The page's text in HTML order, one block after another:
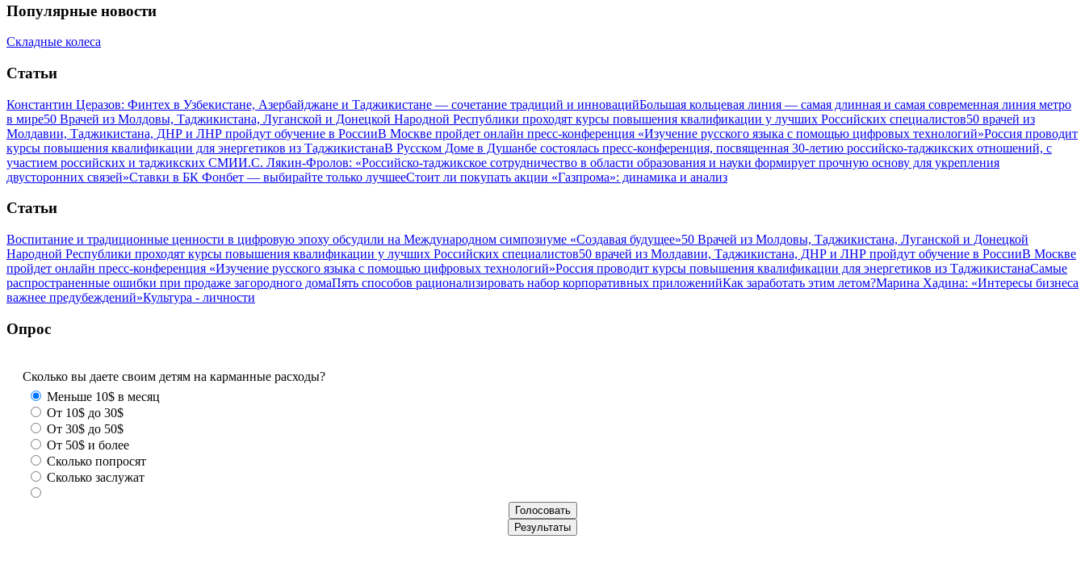
Популярные новости
Складные колеса
Статьи
Константин Церазов: Финтех в Узбекистане, Азербайджане и Таджикистане — сочетание традиций и инновацийБольшая кольцевая линия — самая длинная и самая современная линия метро
в мире50 Врачей из Молдовы, Таджикистана, Луганской и Донецкой Народной Республики проходят курсы повышения квалификации у лучших Российских специалистов50 врачей из
Молдавии, Таджикистана, ДНР и ЛНР пройдут обучение в РоссииВ Москве пройдет онлайн пресс-конференция «Изучение русского языка с помощью цифровых технологий»Россия проводит
курсы повышения квалификации для энергетиков из ТаджикистанаВ Русском Доме в Душанбе состоялась пресс-конференция, посвященная 30-летию российско-таджикских отношений, с
участием российских и таджикских СМИИ.С. Лякин-Фролов: «Российско-таджикское сотрудничество в области образования и науки формирует прочную основу для укрепления
двусторонних связей»Ставки в БК Фонбет — выбирайте только лучшееСтоит ли покупать акции «Газпрома»: динамика и анализ
Статьи
Воспитание и традиционные ценности в цифровую эпоху обсудили на Международном симпозиуме «Создавая будущее»50 Врачей из Молдовы, Таджикистана, Луганской и Донецкой
Народной Республики проходят курсы повышения квалификации у лучших Российских специалистов50 врачей из Молдавии, Таджикистана, ДНР и ЛНР пройдут обучение в РоссииВ Москве
пройдет онлайн пресс-конференция «Изучение русского языка с помощью цифровых технологий»Россия проводит курсы повышения квалификации для энергетиков из ТаджикистанаСамые
распространенные ошибки при продаже загородного домаПять способов рационализировать набор корпоративных приложенийКак заработать этим летом?Марина Хадина: «Интересы бизнеса
важнее предубеждений»Культура - личности
Опрос
Сколько вы даете своим детям на карманные расходы?
Меньше 10$ в месяц
От 10$ до 30$
От 30$ до 50$
От 50$ и более
Сколько попросят
Сколько заслужат